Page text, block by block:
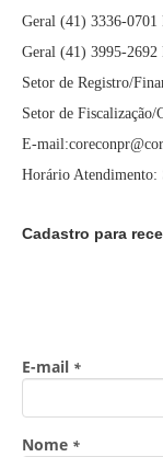
Geral (41) 3336-0701
Geral (41) 3995-2692
Setor de Registro/
Setor de
E-
Horário Atendimento:
Cadastro para